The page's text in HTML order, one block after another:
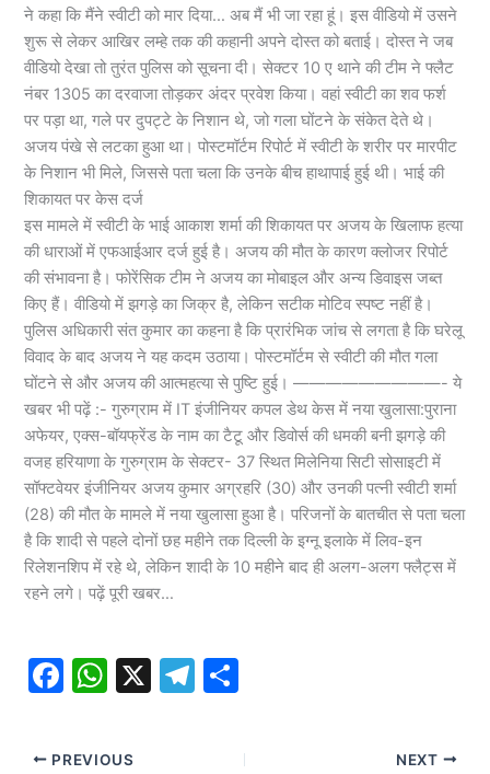
ने कहा कि मैंने स्वीटी को मार दिया… अब मैं भी जा रहा हूं। इस वीडियो में उसने
शुरू से लेकर आखिर लम्हे तक की कहानी अपने दोस्त को बताई। दोस्त ने जब
वीडियो देखा तो तुरंत पुलिस को सूचना दी। सेक्टर 10 ए थाने की टीम ने फ्लैट
नंबर 1305 का दरवाजा तोड़कर अंदर प्रवेश किया। वहां स्वीटी का शव फर्श
पर पड़ा था, गले पर दुपट्टे के निशान थे, जो गला घोंटने के संकेत देते थे।
अजय पंखे से लटका हुआ था। पोस्टमॉर्टम रिपोर्ट में स्वीटी के शरीर पर मारपीट
के निशान भी मिले, जिससे पता चला कि उनके बीच हाथापाई हुई थी। भाई की
शिकायत पर केस दर्ज
​​​​​​​इस मामले में स्वीटी के भाई आकाश शर्मा की शिकायत पर अजय के खिलाफ हत्या
की धाराओं में एफआईआर दर्ज हुई है। अजय की मौत के कारण क्लोजर रिपोर्ट
की संभावना है। फोरेंसिक टीम ने अजय का मोबाइल और अन्य डिवाइस जब्त
किए हैं। वीडियो में झगड़े का जिक्र है, लेकिन सटीक मोटिव स्पष्ट नहीं है।
पुलिस अधिकारी संत कुमार का कहना है कि प्रारंभिक जांच से लगता है कि घरेलू
विवाद के बाद अजय ने यह कदम उठाया। पोस्टमॉर्टम से स्वीटी की मौत गला
घोंटने से और अजय की आत्महत्या से पुष्टि हुई। —————————- ये
खबर भी पढ़ें :- गुरुग्राम में IT इंजीनियर कपल डेथ केस में नया खुलासा:पुराना
अफेयर, एक्स-बॉयफ्रेंड के नाम का टैटू और डिवोर्स की धमकी बनी झगड़े की
वजह हरियाणा के गुरुग्राम के सेक्टर- 37 स्थित मिलेनिया सिटी सोसाइटी में
सॉफ्टवेयर इंजीनियर अजय कुमार अग्रहरि (30) और उनकी पत्नी स्वीटी शर्मा
(28) की मौत के मामले में नया खुलासा हुआ है। परिजनों के बातचीत से पता चला
है कि शादी से पहले दोनों छह महीने तक दिल्ली के इग्नू इलाके में लिव-इन
रिलेशनशिप में रहे थे, लेकिन शादी के 10 महीने बाद ही अलग-अलग फ्लैट्स में
रहने लगे। पढ़ें पूरी खबर…​​​​​​​
F
c
W
at
X
T
ar
PREVIOUS NEXT